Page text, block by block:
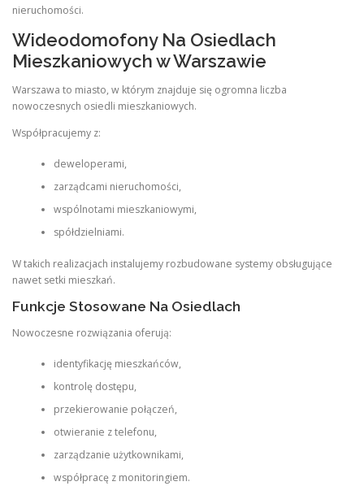
nieruchomości.
Wideodomofony Na Osiedlach
Mieszkaniowych w Warszawie
Warszawa to miasto, w którym znajduje się ogromna liczba
nowoczesnych osiedli mieszkaniowych.
Współpracujemy z:
deweloperami,
zarządcami nieruchomości,
wspólnotami mieszkaniowymi,
spółdzielniami.
W takich realizacjach instalujemy rozbudowane systemy obsługujące
nawet setki mieszkań.
Funkcje Stosowane Na Osiedlach
Nowoczesne rozwiązania oferują:
identyfikację mieszkańców,
kontrolę dostępu,
przekierowanie połączeń,
otwieranie z telefonu,
zarządzanie użytkownikami,
współpracę z monitoringiem.